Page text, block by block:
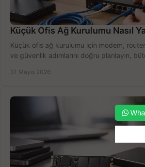
Küçük Ofis Ağ Kurulumu Nasıl
Küçük ofis ağ kurulumu için modem,
ve güvenlik adımlarını doğru planlayın,
31 Mayıs 2026